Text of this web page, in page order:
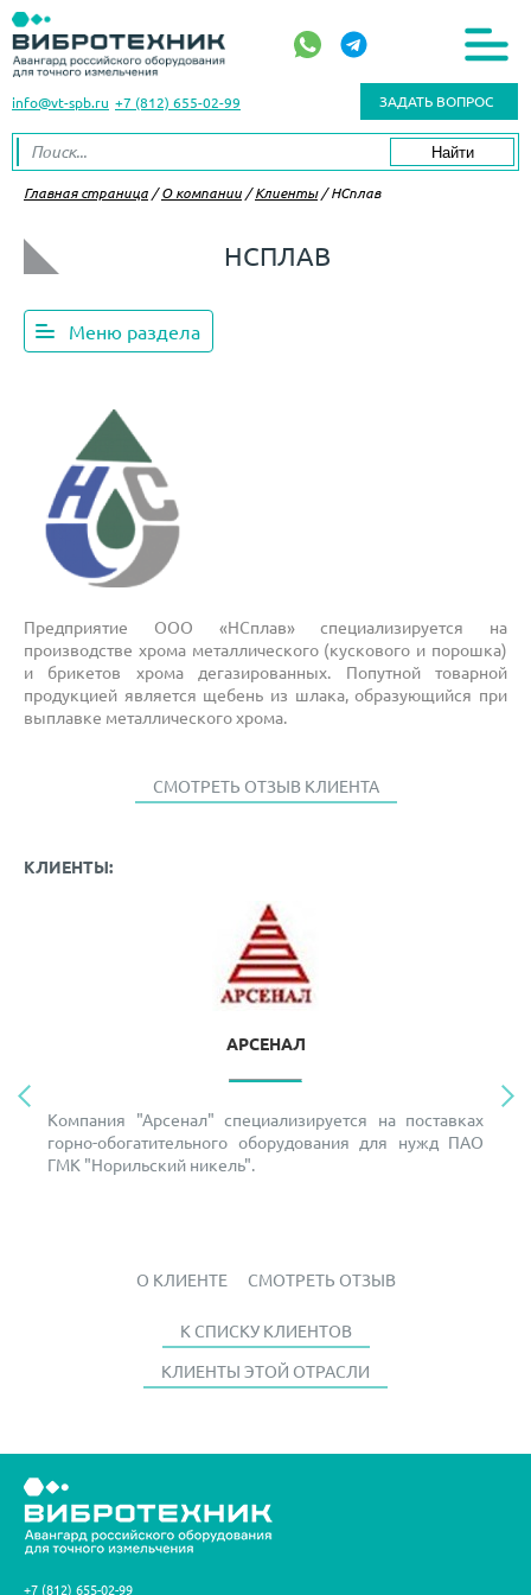
info@vt-spb.ru +7 (812) 655-02-99 ЗАДАТЬ ВОПРОС
Главная страница /О компании /Клиенты/НСплав
НСПЛАВ
Меню раздела
Предприятие ООО «НСплав» специализируется на
производстве хрома металлического (кускового и порошка)
и брикетов хрома дегазированных. Попутной товарной
продукцией является щебень из шлака, образующийся при
выплавке металлического хрома.
СМОТРЕТЬ ОТЗЫВ КЛИЕНТА
КЛИЕНТЫ:
АРСЕНАЛ
Компания "Арсенал" специализируется на поставках
горно-обогатительного оборудования для нужд ПАО
ГМК "Норильский никель".
О КЛИЕНТЕ СМОТРЕТЬ ОТЗЫВ
К СПИСКУ КЛИЕНТОВ
КЛИЕНТЫ ЭТОЙ ОТРАСЛИ
+7 (812) 655-02-99